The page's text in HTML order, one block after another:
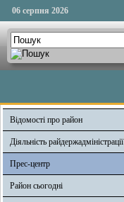
06 серпня 2026
Відомості про район
Діяльність райдержадміністрації
Прес-центр
Район сьогодні